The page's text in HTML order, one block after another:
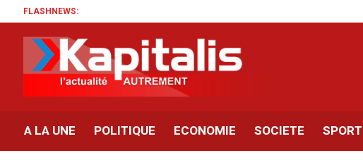
FLASHNEWS:
A LA UNE POLITIQUE ECONOMIE SOCIETE SPORT